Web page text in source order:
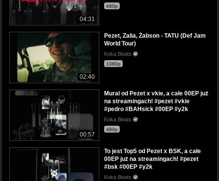
04:31
480p
02:40
Pezet, Zalia, Żabson - TATU (Def Jam
World Tour)
Koka Beats
1080p
00:57
Mural od Pezet x vkie, a całe 00EP już
na streamingach! #pezet #vkie
#pedro #BAHsick #00EP #y2k
Koka Beats
480p
To jest Top5 od Pezet x BSK, a całe
00EP już na streamingach! #pezet
#bsk #00EP #y2k
Koka Beats